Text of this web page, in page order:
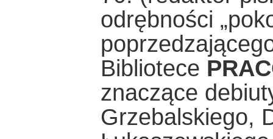
odrębności
Bibliotece
znaczące
Grzebalskiego,